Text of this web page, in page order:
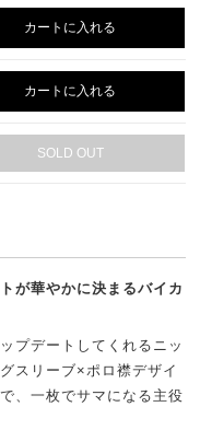
カートに入れる
カートに入れる
SOLD OUT
が華やかに決まるバイカ
プデートしてくれるニッ
スリーブ×ポロ襟デザイ
、一枚でサマになる主役